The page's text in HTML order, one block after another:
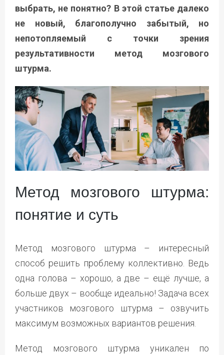
выбрать, не понятно? В этой статье далеко
не новый, благополучно
забытый, но
непотопляемый с точки зрения
результативности метод мозгового
штурма.
Метод мозгового штурма:
понятие и суть
Метод мозгового штурма – интересный
способ решить проблему коллективно. Ведь
одна голова – хорошо, а две – ещё лучше, а
больше двух – вообще идеально! Задача всех
участников мозгового штурма – озвучить
максимум возможных вариантов решения.
Метод мозгового штурма уникален по